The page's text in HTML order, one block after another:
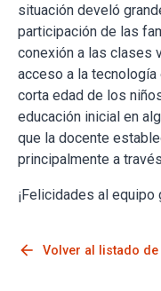
situación develó
participación de las
conexión a las clases
acceso a la
corta edad de los
educación inicial en
que la docente
principalmente a
¡Felicidades al equipo
arrow_back Volver al listado